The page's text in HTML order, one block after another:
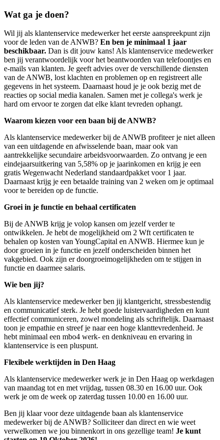
Wat ga je doen?
Wil jij als klantenservice medewerker het eerste aanspreekpunt zijn
voor de leden van de ANWB? En ben je minimaal 1 jaar
beschikbaar. Dan is dit jouw kans! Als klantenservice medewerker
ben jij verantwoordelijk voor het beantwoorden van telefoontjes en
e-mails van klanten. Je geeft advies over de verschillende diensten
van de ANWB, lost klachten en problemen op en registreert alle
gegevens in het systeem. Daarnaast houd je je ook bezig met de
reacties op social media kanalen. Samen met je collega's werk je
hard om ervoor te zorgen dat elke klant tevreden ophangt.
Waarom kiezen voor een baan bij de ANWB?
Als klantenservice medewerker bij de ANWB profiteer je niet alleen
van een uitdagende en afwisselende baan, maar ook van
aantrekkelijke secundaire arbeidsvoorwaarden. Zo ontvang je een
eindejaarsuitkering van 5,58% op je jaarinkomen en krijg je een
gratis Wegenwacht Nederland standaardpakket voor 1 jaar.
Daarnaast krijg je een betaalde training van 2 weken om je optimaal
voor te bereiden op de functie.
Groei in je functie en behaal certificaten
Bij de ANWB krijg je volop kansen om jezelf verder te
ontwikkelen. Je hebt de mogelijkheid om 2 Wft certificaten te
behalen op kosten van YoungCapital en ANWB. Hiermee kun je
door groeien in je functie en jezelf onderscheiden binnen het
vakgebied. Ook zijn er doorgroeimogelijkheden om te stijgen in
functie en daarmee salaris.
Wie ben jij?
Als klantenservice medewerker ben jij klantgericht, stressbestendig
en communicatief sterk. Je hebt goede luistervaardigheden en kunt
effectief communiceren, zowel mondeling als schriftelijk. Daarnaast
toon je empathie en streef je naar een hoge klanttevredenheid. Je
hebt minimaal een mbo4 werk- en denkniveau en ervaring in
klantenservice is een pluspunt.
Flexibele werktijden in Den Haag
Als klantenservice medewerker werk je in Den Haag op werkdagen
van maandag tot en met vrijdag, tussen 08.30 en 16.00 uur. Ook
werk je om de week op zaterdag tussen 10.00 en 16.00 uur.
Ben jij klaar voor deze uitdagende baan als klantenservice
medewerker bij de ANWB? Solliciteer dan direct en wie weet
verwelkomen we jou binnenkort in ons gezellige team! Je kunt